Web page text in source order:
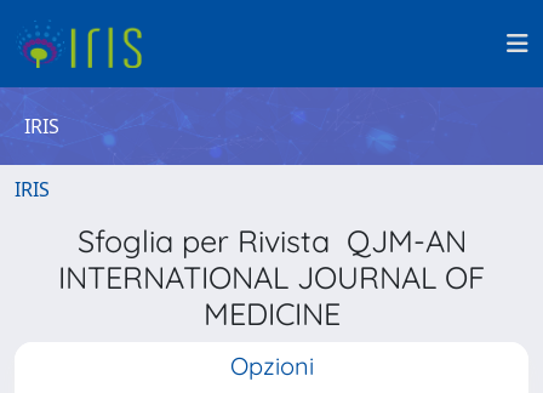
IRIS
IRIS
Sfoglia per Rivista QJM-AN
INTERNATIONAL JOURNAL OF
MEDICINE
Opzioni